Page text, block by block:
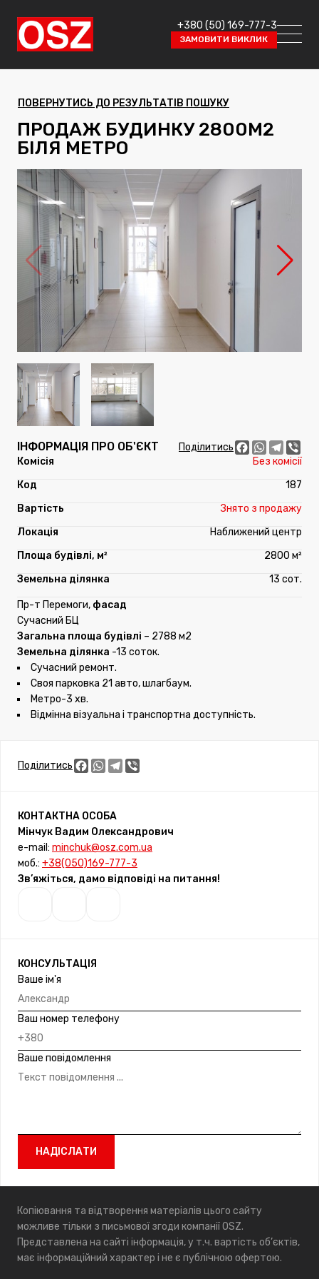
+380 (50) 169-777-3
ЗАМОВИТИ ВИКЛИК
ПОВЕРНУТИСЬ ДО РЕЗУЛЬТАТІВ ПОШУКУ
ПРОДАЖ БУДИНКУ 2800М2
БІЛЯ МЕТРО
ІНФОРМАЦІЯ ПРО ОБ'ЄКТ Поділитись Facebook
WhatsApp
Без комісії
187
Знято з продажу
Наближений центр
2800 м²
13 сот.
Пр-т Перемоги, фасад
Сучасний БЦ
Загальна площа будівлі – 2788 м2
Земельна ділянка -13 соток.
Сучасний ремонт.
Своя парковка 21 авто, шлагбаум.
Метро-3 хв.
Відмінна візуальна і транспортна доступність.
Поділитись Facebook
WhatsApp
Telegram
КОНТАКТНА ОСОБА
Мінчук Вадим Олександрович
e-mail: minchuk@osz.com.ua
моб.: +38(050)169-777-3
Зв’яжіться, дамо відповіді на питання!
КОНСУЛЬТАЦІЯ
Ваше ім'я
Ваш номер телефону
Ваше повідомлення
Копіювання та відтворення матеріалів цього сайту
можливе тільки з письмової згоди компанії OSZ.
Представлена на сайті інформація, у т.ч. вартість об’єктів,
має інформаційний характер і не є публічною офертою.